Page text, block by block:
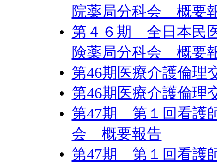
院薬局分科会 概要
第４６期 全日本民
険薬局分科会 概要
第46期医療介護倫
第46期医療介護倫
第47期 第１回看護
会 概要報告
第47期 第１回看護